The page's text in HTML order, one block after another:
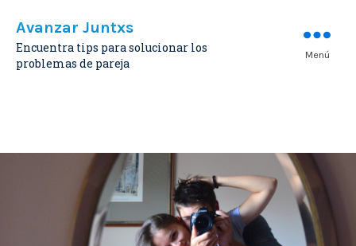
Avanzar Juntxs
Encuentra tips para solucionar los
problemas de pareja
Menú